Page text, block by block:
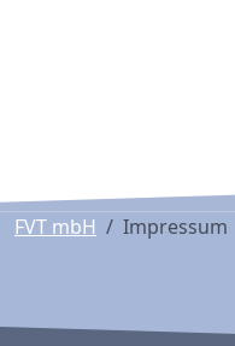
FVT mbH Impressum